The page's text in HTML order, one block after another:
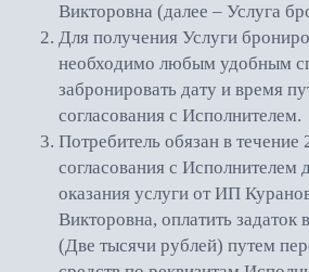
Викторовна (далее – Услуга
Для получения Услуги
необходимо любым удобным
забронировать дату и время
согласования с Исполнителем.
Потребитель обязан в течение
согласования с Исполнителем
оказания услуги от ИП
Викторовна, оплатить задаток
(Две тысячи рублей) путем